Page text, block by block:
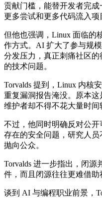
贡献门槛，能替开发者完成
更多尝试和更多代码流入项
但他也强调，Linux 面临的
作方式。AI 扩大了参与规
分发压力，真正刺痛社区
的技术问题。
Torvalds 提到，Linux 内核
重复漏洞报告淹没。原本
维护者却不得不花大量时间
不过，他同时明确反对公
存在的安全问题，研究人
抛向公众。
Torvalds 进一步指出，闭
件，而且闭源往往更难借助
谈到 AI 与编程职业前景，